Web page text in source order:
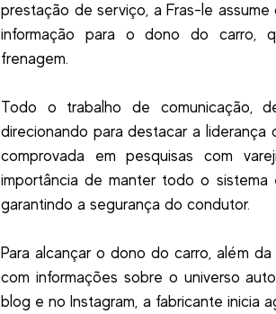
prestação de serviço, a Fras-le
informação para o dono do carro,
frenagem.
Todo o trabalho de comunicação,
direcionando para destacar a
comprovada em pesquisas com
importância de manter todo o
garantindo a segurança do condutor.
Para alcançar o dono do carro, além
com informações sobre o universo
blog e no Instagram, a fabricante inicia